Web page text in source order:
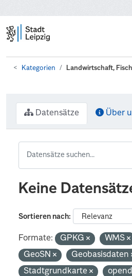
Kategorien Landwirtschaft,
Datensätze Über
Keine
Sortieren nach
Formate: GPKG WMS
GeoSN
Geobasisdaten
Stadtgrundkarte